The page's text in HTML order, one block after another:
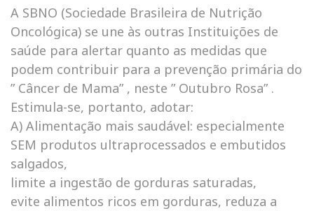
A SBNO (Sociedade Brasileira de Nutrição
Oncológica) se une às outras Instituições de
saúde para alertar quanto as medidas que
podem contribuir para a prevenção primária do
” Câncer de Mama” , neste ” Outubro Rosa” .
Estimula-se, portanto, adotar:
A) Alimentação mais saudável: especialmente
SEM produtos ultraprocessados e embutidos
salgados,
limite a ingestão de gorduras saturadas,
evite alimentos ricos em gorduras, reduza a